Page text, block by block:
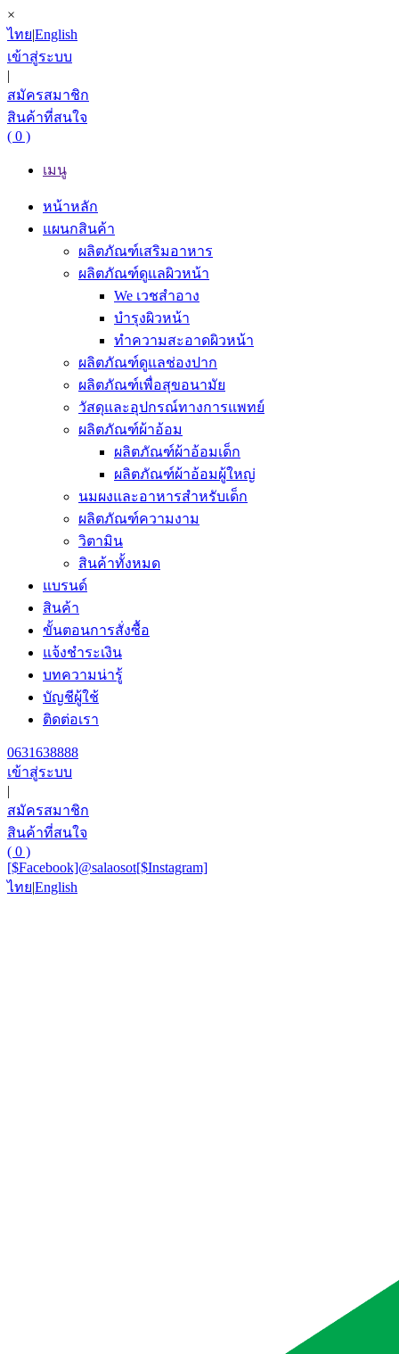
×
ไทย|English
เข้าสู่ระบบ
|
สมัครสมาชิก
สินค้าที่สนใจ
( 0 )
เมนู
หน้าหลัก
แผนกสินค้า
ผลิตภัณฑ์เสริมอาหาร
ผลิตภัณฑ์ดูแลผิวหน้า
We เวชสำอาง
บำรุงผิวหน้า
ทำความสะอาดผิวหน้า
ผลิตภัณฑ์ดูแลช่องปาก
ผลิตภัณฑ์เพื่อสุขอนามัย
วัสดุและอุปกรณ์ทางการแพทย์
ผลิตภัณฑ์ผ้าอ้อม
ผลิตภัณฑ์ผ้าอ้อมเด็ก
ผลิตภัณฑ์ผ้าอ้อมผู้ใหญ่
นมผงและอาหารสำหรับเด็ก
ผลิตภัณฑ์ความงาม
วิตามิน
สินค้าทั้งหมด
แบรนด์
สินค้า
ขั้นตอนการสั่งซื้อ
แจ้งชำระเงิน
บทความน่ารู้
บัญชีผู้ใช้
ติดต่อเรา
0631638888
เข้าสู่ระบบ
|
สมัครสมาชิก
สินค้าที่สนใจ
( 0 )
[$Facebook]@salaosot[$Instagram]
ไทย|English